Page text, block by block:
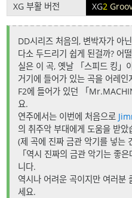
XG 부활 버전
XG2
DD시리즈 처음의, 변박자가 아
다소 두드리기 쉽게 된걸까? 어
실은 이 곡, 옛날 「스피드 킹」
거기에 들어가 있는 곡을 어레
F2에 들어가 있던 「
요.
연주에서는 이번에 처음으로
의 취주악 부대에게 도움을 받았
(제 곡에 진짜 금관 악기를 넣는
「역시 진짜의 금관 악기는 좋
니다.
역시나 어려운 곡이지만 여러분
세요.